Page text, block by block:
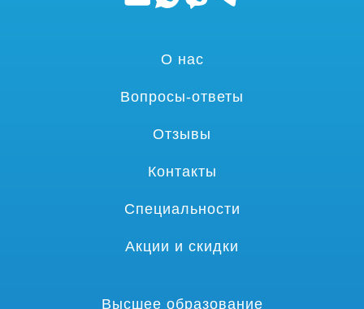
О нас
Вопросы-ответы
Отзывы
Контакты
Специальности
Акции и скидки
Высшее образование